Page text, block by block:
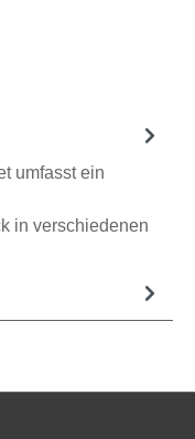
umfasst ein
in verschiedenen